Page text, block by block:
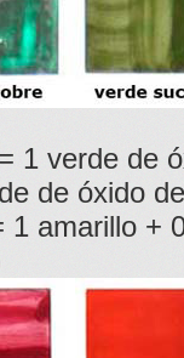
= 1 verde de
de óxido
1 amarillo +